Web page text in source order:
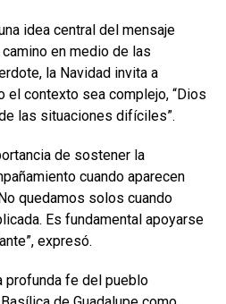
idea central del mensaje
en medio de las
la Navidad invita a
el contexto sea complejo, “Dios
las situaciones difíciles”.
de sostener la
cuando aparecen
quedamos solos cuando
Es fundamental apoyarse
expresó.
profunda fe del pueblo